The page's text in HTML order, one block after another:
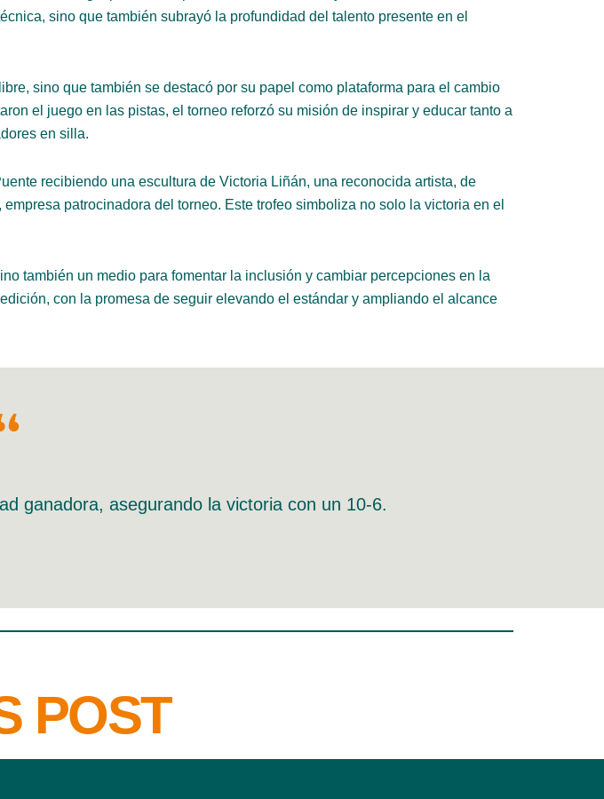
sino que también subrayó la profundidad del talento presente en el
sino que también se destacó por su papel como plataforma para el cambio
el juego en las pistas, el torneo reforzó su misión de inspirar y educar tanto a
en silla.
recibiendo una escultura de Victoria Liñán, una reconocida artista, de
patrocinadora del torneo. Este trofeo simboliza no solo la victoria en el
también un medio para fomentar la inclusión y cambiar percepciones en la
con la promesa de seguir elevando el estándar y ampliando el alcance
ganadora, asegurando la victoria con un 10-6.
POST